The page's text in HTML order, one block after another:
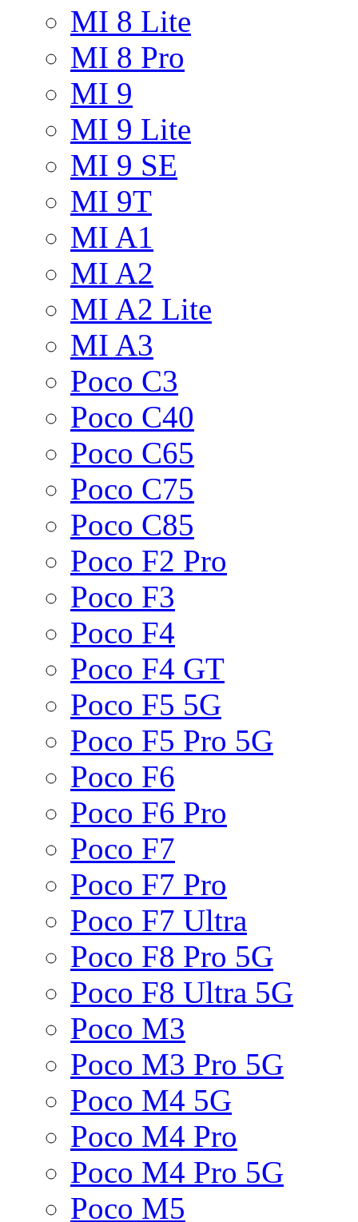
MI 8 Lite
MI 8 Pro
MI 9
MI 9 Lite
MI 9 SE
MI 9T
MI A1
MI A2
MI A2 Lite
MI A3
Poco C3
Poco C40
Poco C65
Poco C75
Poco C85
Poco F2 Pro
Poco F3
Poco F4
Poco F4 GT
Poco F5 5G
Poco F5 Pro 5G
Poco F6
Poco F6 Pro
Poco F7
Poco F7 Pro
Poco F7 Ultra
Poco F8 Pro 5G
Poco F8 Ultra 5G
Poco M3
Poco M3 Pro 5G
Poco M4 5G
Poco M4 Pro
Poco M4 Pro 5G
Poco M5